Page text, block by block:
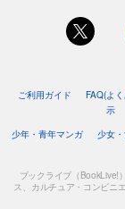
ご利用ガイド FAQ(よ
示
少年・青年マンガ
少女
ブックライブ（BookLive!
ス、カルチュア・コンビニ